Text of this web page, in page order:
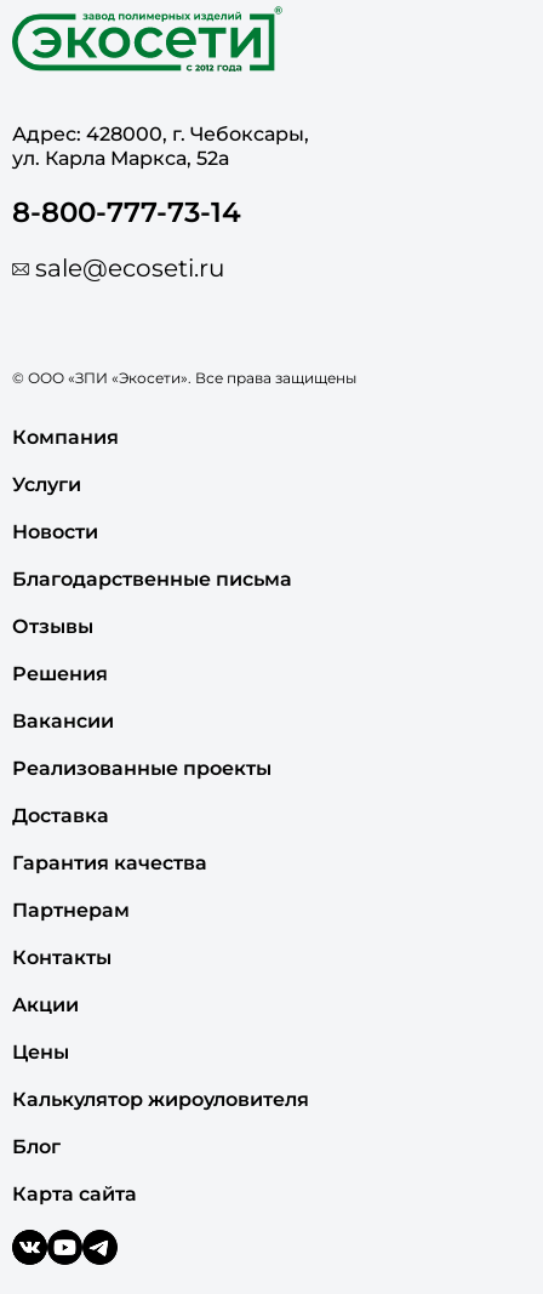
Адрес: 428000, г. Чебоксары,
ул. Карла Маркса, 52а
8-800-777-73-14
sale@ecoseti.ru
© ООО «ЗПИ «Экосети». Все права защищены
Компания
Услуги
Новости
Благодарственные письма
Отзывы
Решения
Вакансии
Реализованные проекты
Доставка
Гарантия качества
Партнерам
Контакты
Акции
Цены
Калькулятор жироуловителя
Блог
Карта сайта